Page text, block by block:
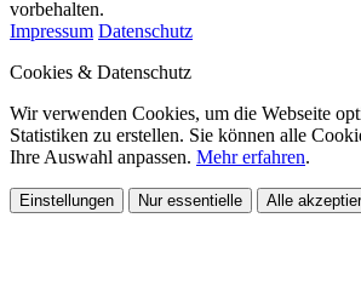
vorbehalten.
Impressum Datenschutz
Cookies & Datenschutz
Wir verwenden Cookies, um die Webseite
Statistiken zu erstellen. Sie können alle
Ihre Auswahl anpassen. Mehr erfahren.
Einstellungen Nur essentielle Alle